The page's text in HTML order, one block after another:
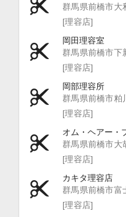
群馬県前橋市大
[理容店]
岡田理容室
群馬県前橋市下
[理容店]
岡部理容所
群馬県前橋市粕
[理容店]
オム・ヘアー・
群馬県前橋市大
[理容店]
カキタ理容店
群馬県前橋市富
[理容店]